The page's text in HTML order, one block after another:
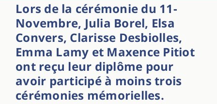
Lors de la cérémonie du 11-
Novembre, Julia Borel, Elsa
Convers, Clarisse Desbiolles,
Emma Lamy et Maxence Pitiot
ont reçu leur diplôme pour
avoir participé à moins trois
cérémonies mémorielles.